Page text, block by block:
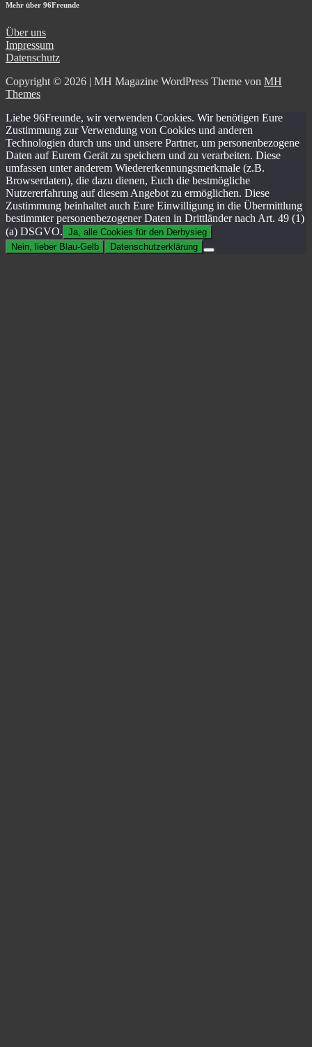
Mehr über 96Freunde
Über uns
Impressum
Datenschutz
Copyright © 2026 | MH Magazine WordPress Theme von MH
Themes
Liebe 96Freunde, wir verwenden Cookies. Wir benötigen Eure
Zustimmung zur Verwendung von Cookies und anderen
Technologien durch uns und unsere Partner, um personenbezogene
Daten auf Eurem Gerät zu speichern und zu verarbeiten. Diese
umfassen unter anderem Wiedererkennungsmerkmale (z.B.
Browserdaten), die dazu dienen, Euch die bestmögliche
Nutzererfahrung auf diesem Angebot zu ermöglichen. Diese
Zustimmung beinhaltet auch Eure Einwilligung in die Übermittlung
bestimmter personenbezogener Daten in Drittländer nach Art. 49 (1)
(a) DSGVO. Ja, alle Cookies für den Derbysieg
Nein, lieber Blau-Gelb
Datenschutzerklärung